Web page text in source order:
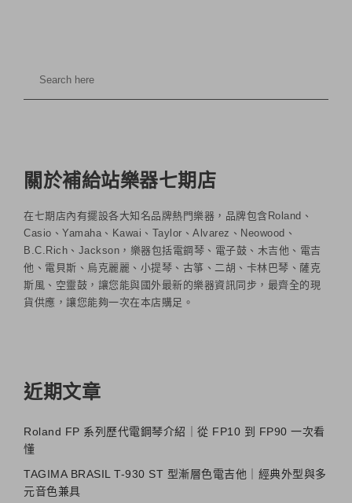
關於補給站樂器七期店
在七期店內有擺設各大知名品牌熱門樂器，品牌包含Roland、
Casio、Yamaha、Kawai、Taylor、Alvarez、Neowood、
B.C.Rich、Jackson，樂器包括電鋼琴、電子鼓、木吉他、電吉
他、電貝斯、烏克麗麗、小提琴、古箏、二胡、卡林巴琴、薩克
斯風、空靈鼓，讓您能與國外最新的樂器資訊同步，最齊全的現
貨供應，讓您能夠一次在本店購足。
近期文章
Roland FP 系列歷代電鋼琴介紹｜從 FP10 到 FP90 一次看
懂
TAGIMA BRASIL T-930 ST 型漸層色電吉他｜經典外型與多
元音色兼具